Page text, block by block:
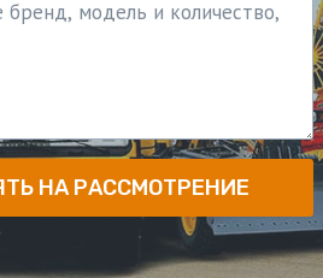
НА РАССМОТРЕНИЕ